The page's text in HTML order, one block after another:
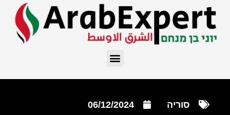
סוריה 06/12/2024